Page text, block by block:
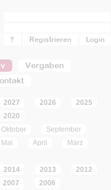
Vergaben
? Registrieren
2027 2026
2025
2020
Oktober
September
Mai April
März
2014 2013
2012
2007 2006